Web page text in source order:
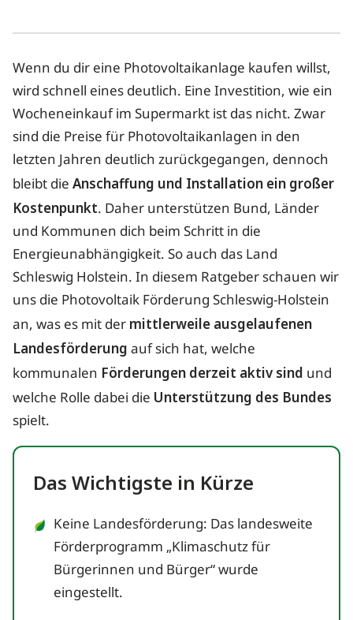
Wenn du dir eine Photovoltaikanlage kaufen willst,
wird schnell eines deutlich. Eine Investition, wie ein
Wocheneinkauf im Supermarkt ist das nicht. Zwar
sind die Preise für Photovoltaikanlagen in den
letzten Jahren deutlich zurückgegangen, dennoch
bleibt die Anschaffung und Installation ein großer
Kostenpunkt. Daher unterstützen Bund, Länder
und Kommunen dich beim Schritt in die
Energieunabhängigkeit. So auch das Land
Schleswig Holstein. In diesem Ratgeber schauen wir
uns die Photovoltaik Förderung Schleswig-Holstein
an, was es mit der mittlerweile ausgelaufenen
Landesförderung auf sich hat, welche
kommunalen Förderungen derzeit aktiv sind und
welche Rolle dabei die Unterstützung des Bundes
spielt.
Das Wichtigste in Kürze
Keine Landesförderung: Das landesweite
Förderprogramm „Klimaschutz für
Bürgerinnen und Bürger“ wurde
eingestellt.